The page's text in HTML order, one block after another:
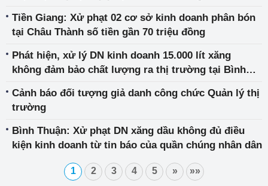
Tiền Giang: Xử phạt 02 cơ sở kinh doanh phân bón
tại Châu Thành số tiền gần 70 triệu đồng
Phát hiện, xử lý DN kinh doanh 15.000 lít xăng
không đảm bảo chất lượng ra thị trường tại Bình
Cảnh báo đối tượng giả danh công chức Quản lý thị
trường
Bình Thuận: Xử phạt DN xăng dầu không đủ điều
kiện kinh doanh từ tin báo của quần chúng nhân dân
1 2 3 4 5 » »»